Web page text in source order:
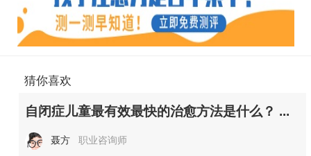
猜你喜欢
自闭症儿童最有效最快的治愈方法是什么？ ...
聂方 职业咨询师